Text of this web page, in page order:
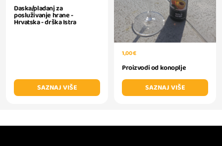
Daska/pladanj za
posluživanje hrane -
Hrvatska - drška Istra
SAZNAJ VIŠE
1,00 €
Proizvodi od konoplje
SAZNAJ VIŠE